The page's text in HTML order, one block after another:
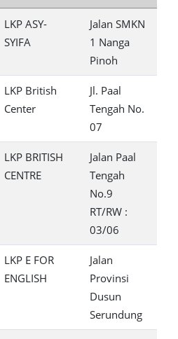
LKP ASY-
SYIFA
Jalan SMKN
1 Nanga
Pinoh
LKP British
Center
Jl. Paal
Tengah No.
07
LKP BRITISH
CENTRE
Jalan Paal
Tengah
No.9
RT/RW :
03/06
LKP E FOR
ENGLISH
Jalan
Provinsi
Dusun
Serundung